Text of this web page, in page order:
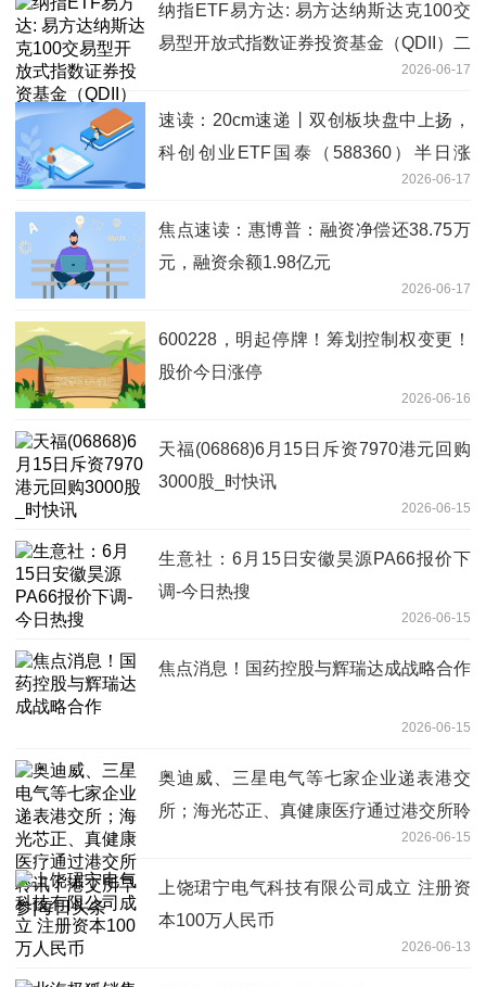
纳指ETF易方达: 易方达纳斯达克100交
易型开放式指数证券投资基金（QDII）二
级市场交易价格溢价风险提示公告2026-06-17
速读：20cm速递丨双创板块盘中上扬，
科创创业ETF国泰（588360）半日涨
2026-06-17
焦点速读：惠博普：融资净偿还38.75万
元，融资余额1.98亿元
2026-06-17
600228，明起停牌！筹划控制权变更！
股价今日涨停
2026-06-16
天福(06868)6月15日斥资7970港元回购
3000股_时快讯
2026-06-15
生意社：6月15日安徽昊源PA66报价下
调-今日热搜
2026-06-15
焦点消息！国药控股与辉瑞达成战略合作
2026-06-15
奥迪威、三星电气等七家企业递表港交
所；海光芯正、真健康医疗通过港交所聆
2026-06-15
上饶珺宁电气科技有限公司成立 注册资
本100万人民币
2026-06-13